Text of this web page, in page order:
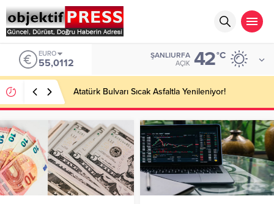
EURO
55,0112
ŞANLIURFA
AÇIK 42°C
Atatürk Bulvarı Sıcak Asfaltla Yenileniyor!